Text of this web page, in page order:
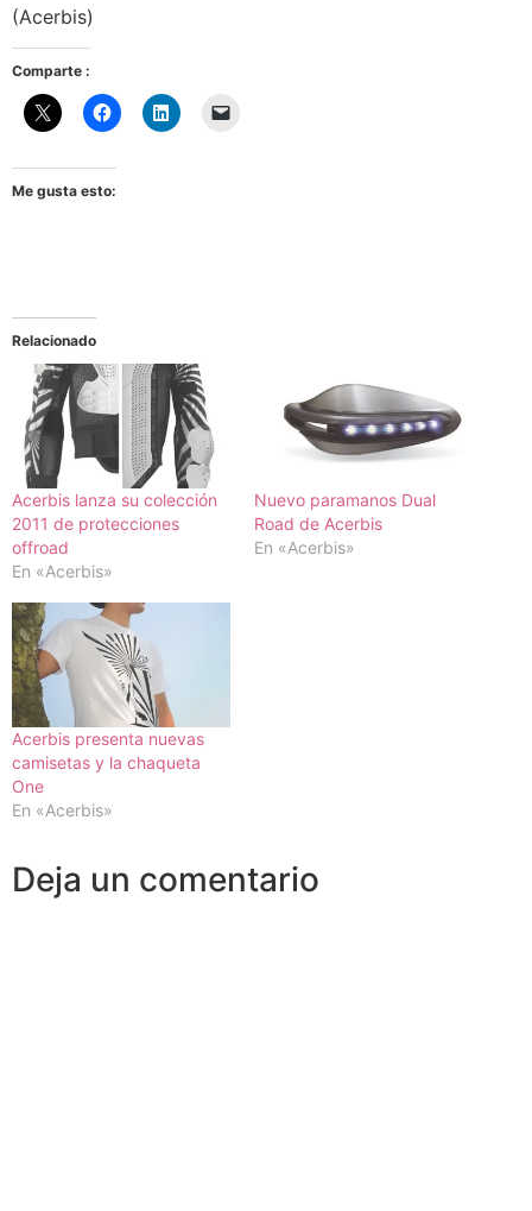
(Acerbis)
Comparte :
Me gusta esto:
Relacionado
Acerbis lanza su colección
2011 de protecciones
offroad
En «Acerbis»
Nuevo paramanos Dual
Road de Acerbis
En «Acerbis»
Acerbis presenta nuevas
camisetas y la chaqueta
One
En «Acerbis»
Deja un comentario